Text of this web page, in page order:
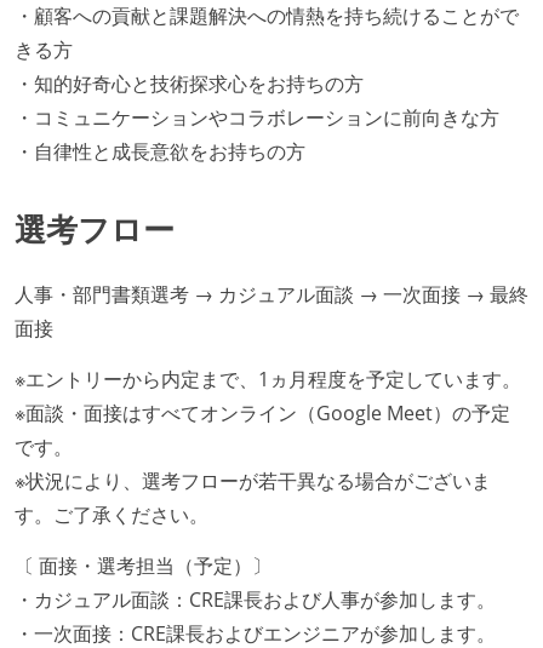
・顧客への貢献と課題解決への情熱を持ち続けることがで
きる方
・知的好奇心と技術探求心をお持ちの方
・コミュニケーションやコラボレーションに前向きな方
・自律性と成長意欲をお持ちの方
選考フロー
人事・部門書類選考 → カジュアル面談 → 一次面接 → 最終
面接
※エントリーから内定まで、1ヵ月程度を予定しています。
※面談・面接はすべてオンライン（Google Meet）の予定
です。
※状況により、選考フローが若干異なる場合がございま
す。ご了承ください。
〔 面接・選考担当（予定）〕
・カジュアル面談：CRE課長および人事が参加します。
・一次面接：CRE課長およびエンジニアが参加します。